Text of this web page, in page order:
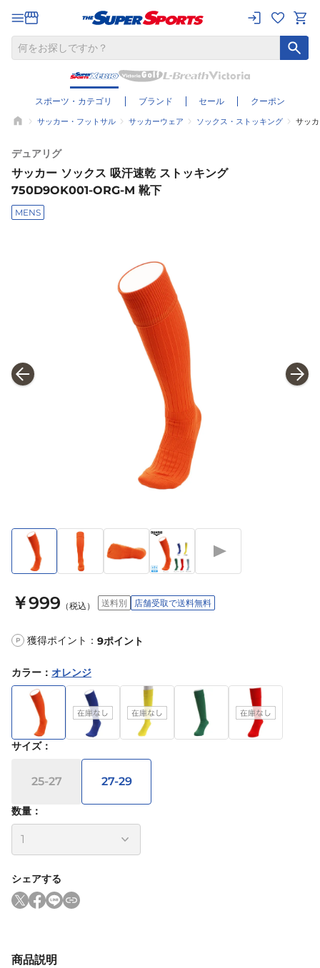
スポーツ・カテゴリ ブランド セール クーポン
サッカー・フットサル サッカーウェア ソックス・ストッキング サッ
デュアリグ
サッカー ソックス 吸汗速乾 ストッキング
750D9OK001-ORG-M 靴下
MENS
￥999 （税込） 送料別 店舗受取で送料無料
P 獲得ポイント： 9ポイント
カラー ： オレンジ
サイズ：
25-27 27-29
数量：
シェアする
商品説明